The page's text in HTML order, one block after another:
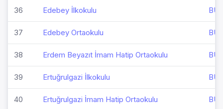
36 Edebey İlkokulu
37 Edebey Ortaokulu
38 Erdem Beyazıt İmam Hatip Ortaokulu
39 Ertuğrulgazi İlkokulu
40 Ertuğrulgazi İmam Hatip Ortaokulu